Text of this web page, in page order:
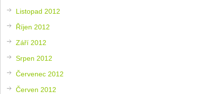
Listopad 2012
Říjen 2012
Září 2012
Srpen 2012
Červenec 2012
Červen 2012